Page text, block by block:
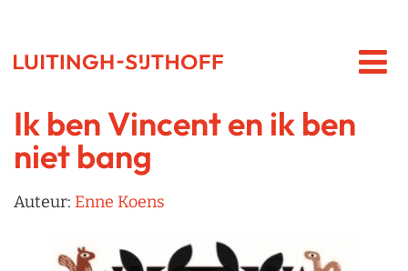
Ik ben Vincent en ik ben
niet bang
Auteur: Enne Koens